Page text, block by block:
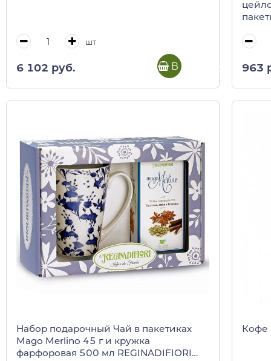
шт
6 102 руб. В корзину 963
Набор подарочный Чай в пакетиках
Mago Merlino 45 г и кружка
фарфоровая 500 мл REGINADIFIORI
Кофе